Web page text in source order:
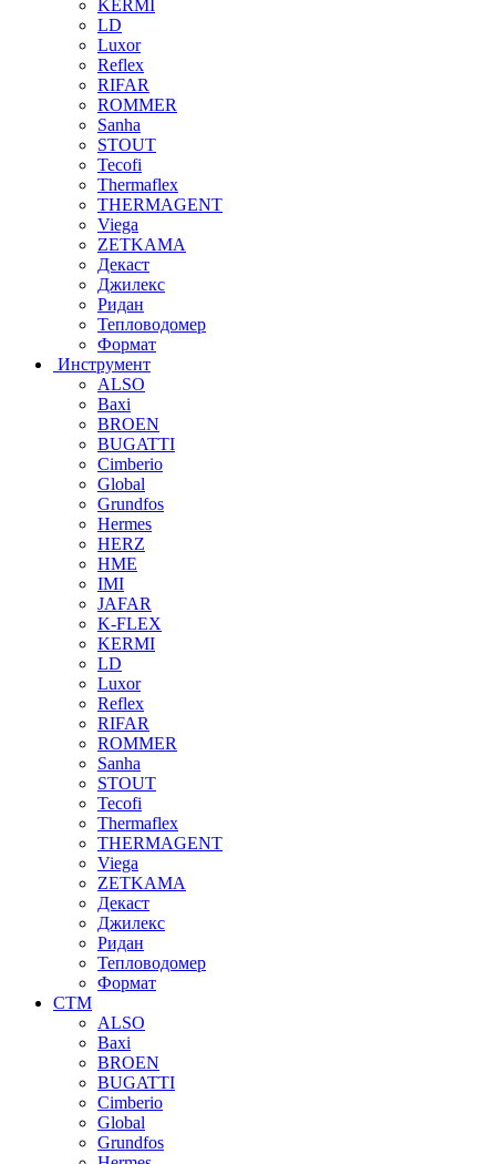
KERMI
LD
Luxor
Reflex
RIFAR
ROMMER
Sanha
STOUT
Tecofi
Thermaflex
THERMAGENT
Viega
ZETKAMA
Декаст
Джилекс
Ридан
Тепловодомер
Формат
Инструмент
ALSO
Baxi
BROEN
BUGATTI
Cimberio
Global
Grundfos
Hermes
HERZ
HME
IMI
JAFAR
K-FLEX
KERMI
LD
Luxor
Reflex
RIFAR
ROMMER
Sanha
STOUT
Tecofi
Thermaflex
THERMAGENT
Viega
ZETKAMA
Декаст
Джилекс
Ридан
Тепловодомер
Формат
СТМ
ALSO
Baxi
BROEN
BUGATTI
Cimberio
Global
Grundfos